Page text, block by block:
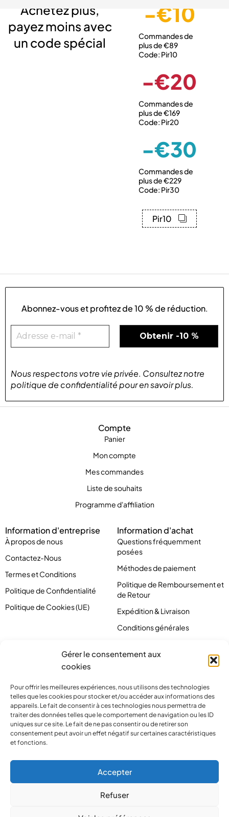
Gérer le consentement aux
cookies
Pour offrir les meilleures expériences, nous utilisons des technologies
telles que les cookies pour stocker et/ou accéder aux informations des
appareils. Le fait de consentir à ces technologies nous permettra de
traiter des données telles que le comportement de navigation ou les ID
uniques sur ce site. Le fait de ne pas consentir ou de retirer son
consentement peut avoir un effet négatif sur certaines caractéristiques
et fonctions.
Accepter
Refuser
Achetez plus,
payez moins avec
un code spécial
-€10
Commandes de
plus de €89
Code: Pir10
-€20
Commandes de
plus de €169
Code: Pir20
-€30
Commandes de
plus de €229
Code: Pir30
Pir10
Compte
Panier
Mon compte
Mes commandes
Liste de souhaits
Programme d'affiliation
Information d'entreprise
À propos de nous
Contactez-Nous
Termes et Conditions
Politique de Confidentialité
Politique de Cookies (UE)
Information d'achat
Questions fréquemment
posées
Méthodes de paiement
Politique de Remboursement et
de Retour
Expédition & Livraison
Conditions générales
Abonnez-vous et profitez de10 % de réduction.
Nous respectons votre vie privée. Consultez notre
politique de confidentialitépouren savoir plus.
Copyright 2024 © Pirlove. Tous droits réservés